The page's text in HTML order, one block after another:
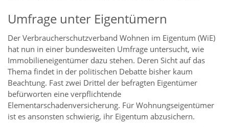
Umfrage unter Eigentümern
Der Verbraucherschutzverband Wohnen im Eigentum (WiE)
hat nun in einer bundesweiten Umfrage untersucht, wie
Immobilieneigentümer dazu stehen. Deren Sicht auf das
Thema findet in der politischen Debatte bisher kaum
Beachtung. Fast zwei Drittel der befragten Eigentümer
befürworten eine verpflichtende
Elementarschadenversicherung. Für Wohnungseigentümer
ist es ansonsten schwierig, ihr Eigentum abzusichern.